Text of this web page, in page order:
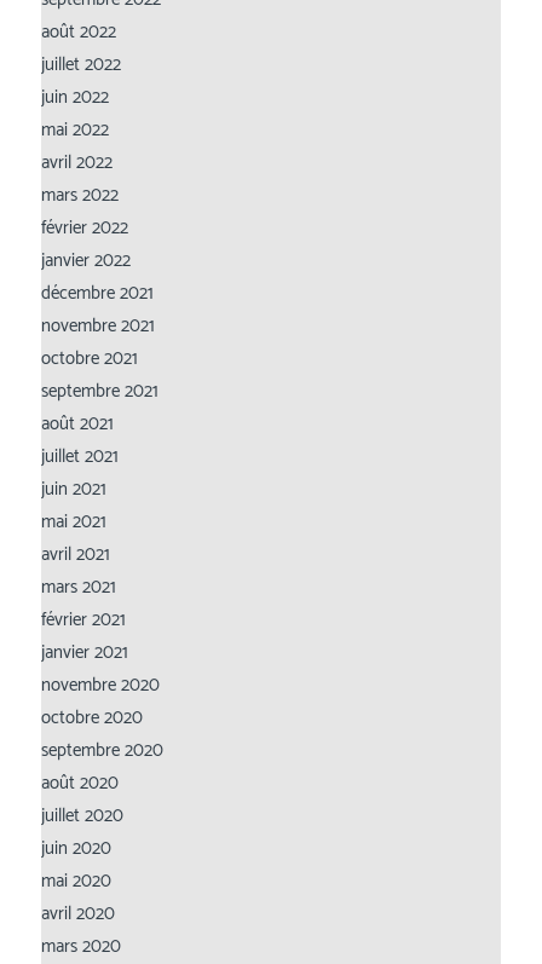
août 2022
juillet 2022
juin 2022
mai 2022
avril 2022
mars 2022
février 2022
janvier 2022
décembre 2021
novembre 2021
octobre 2021
septembre 2021
août 2021
juillet 2021
juin 2021
mai 2021
avril 2021
mars 2021
février 2021
janvier 2021
novembre 2020
octobre 2020
septembre 2020
août 2020
juillet 2020
juin 2020
mai 2020
avril 2020
mars 2020